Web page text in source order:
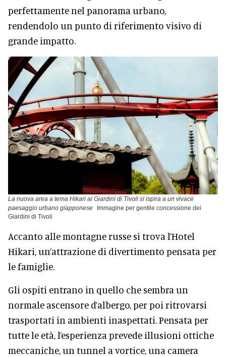
perfettamente nel panorama urbano,
rendendolo un punto di riferimento visivo di
grande impatto.
La nuova area a tema Hikari ai Giardini di Tivoli si ispira a un vivace
paesaggio urbano giapponese
Immagine per gentile concessione dei
Giardini di Tivoli
Accanto alle montagne russe si trova l’Hotel
Hikari, un’attrazione di divertimento pensata per
le famiglie.
Gli ospiti entrano in quello che sembra un
normale ascensore d’albergo, per poi ritrovarsi
trasportati in ambienti inaspettati. Pensata per
tutte le età, l’esperienza prevede illusioni ottiche
meccaniche, un tunnel a vortice, una camera